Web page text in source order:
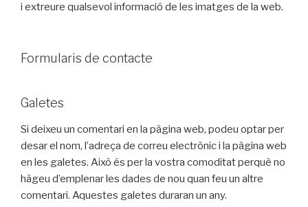
i extreure qualsevol informació de les imatges de la web.
Formularis de contacte
Galetes
Si deixeu un comentari en la pàgina web, podeu optar per
desar el nom, l’adreça de correu electrònic i la pàgina web
en les galetes. Això és per la vostra comoditat perquè no
hàgeu d’emplenar les dades de nou quan feu un altre
comentari. Aquestes galetes duraran un any.